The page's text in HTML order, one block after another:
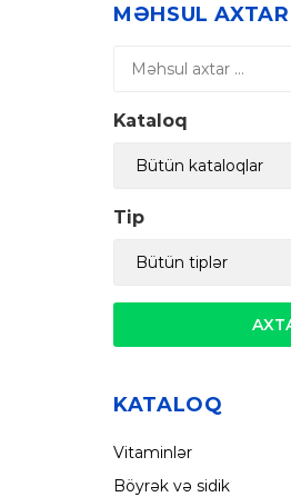
MƏHSUL AXTAR
Kataloq
Tip
KATALOQ
Vitaminlər
Böyrək və sidik